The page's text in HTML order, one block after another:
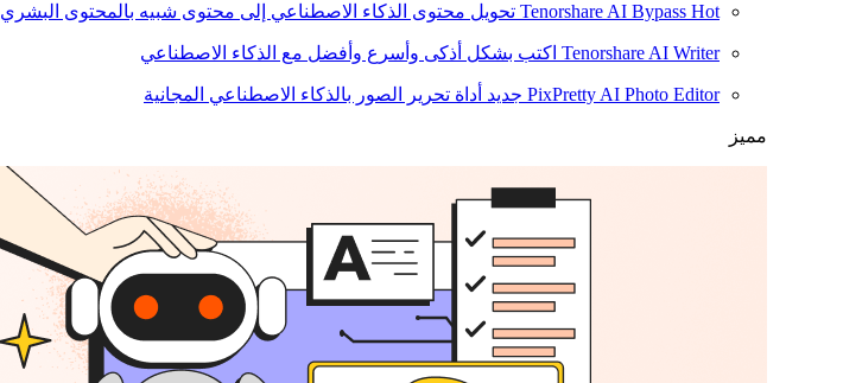
Tenorshare AI Bypass Hot تحويل محتوى الذكاء الاصطناعي إلى محتوى شبيه بالمحتوى البشري
Tenorshare AI Writer اكتب بشكل أذكى وأسرع وأفضل مع الذكاء الاصطناعي
PixPretty AI Photo Editor جديد أداة تحرير الصور بالذكاء الاصطناعي المجانية
مميز